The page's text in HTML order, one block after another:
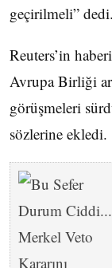
geçirilmeli” dedi.
Reuters’in
Avrupa Birliği
görüşmeleri
sözlerine ekledi.